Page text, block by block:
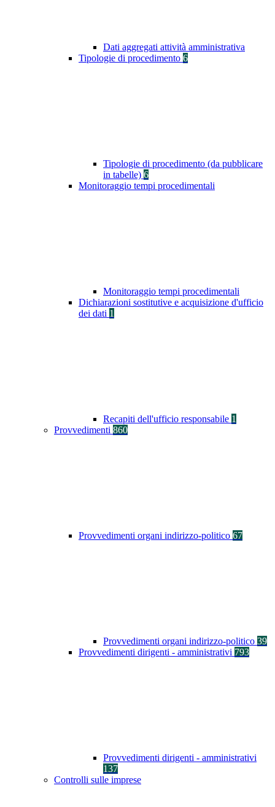
Dati aggregati attività amministrativa
Tipologie di procedimento 6
Tipologie di procedimento (da pubblicare
in tabelle) 6
Monitoraggio tempi procedimentali
Monitoraggio tempi procedimentali
Dichiarazioni sostitutive e acquisizione d'ufficio
dei dati 1
Recapiti dell'ufficio responsabile 1
Provvedimenti 860
Provvedimenti organi indirizzo-politico 67
Provvedimenti organi indirizzo-politico 39
Provvedimenti dirigenti - amministrativi 793
Provvedimenti dirigenti - amministrativi
137
Controlli sulle imprese